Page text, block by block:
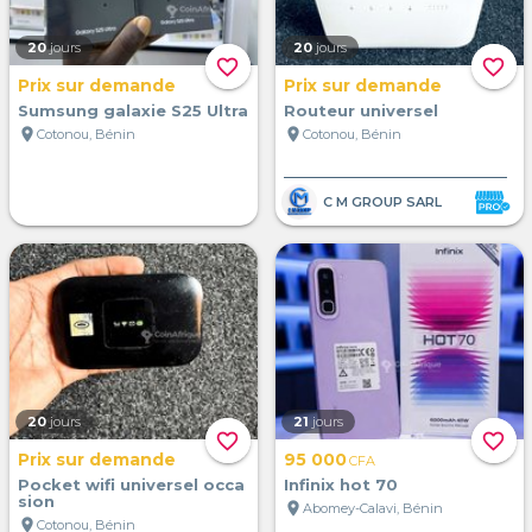
favorite_border
20 jours
Prix sur demande
Sumsung galaxie S25 Ultra
location_on Cotonou, Bénin
favorite_border
20 jours
Prix sur demande
Routeur universel
location_on Cotonou, Bénin
C M GROUP SARL
favorite_border
20 jours
Prix sur demande
Pocket wifi universel occa
sion
location_on Cotonou, Bénin
favorite_border
21 jours
95 000CFA
Infinix hot 70
location_on Abomey-Calavi, Bénin